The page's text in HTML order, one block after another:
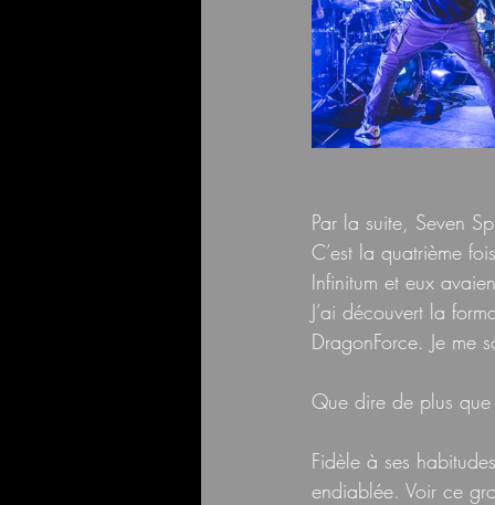
Par la suite, Seven
C’est la quatrième
Infinitum et eux
J’ai découvert la
DragonForce. Je me
Que dire de plus
Fidèle à ses
endiablée. Voir ce